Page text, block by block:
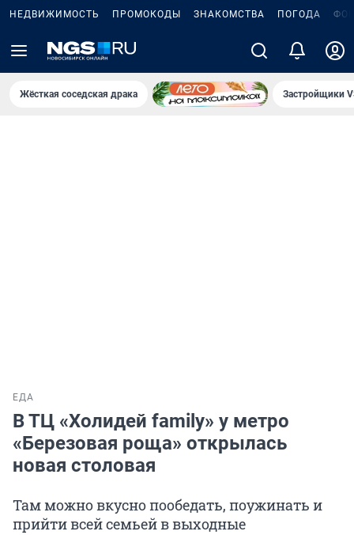
НЕДВИЖИМОСТЬ ПРОМОКОДЫ ЗНАКОМСТВА ПОГОДА
Жёсткая соседская драка Застройщики
ЕДА
В ТЦ «Холидей family» у метро
«Березовая роща» открылась
новая столовая
Там можно вкусно пообедать, поужинать и
прийти всей семьей в выходные